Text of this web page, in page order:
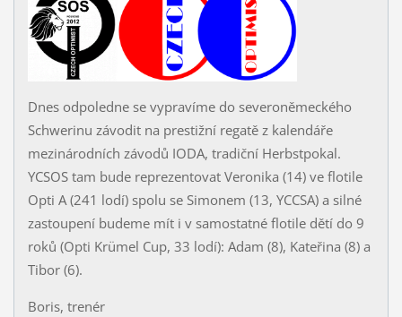
Dnes odpoledne se vypravíme do severoněmeckého
Schwerinu závodit na prestižní regatě z kalendáře
mezinárodních závodů IODA, tradiční Herbstpokal.
YCSOS tam bude reprezentovat Veronika (14) ve flotile
Opti A (241 lodí) spolu se Simonem (13, YCCSA) a silné
zastoupení budeme mít i v samostatné flotile dětí do 9
roků (Opti Krümel Cup, 33 lodí): Adam (8), Kateřina (8) a
Tibor (6).
Boris, trenér